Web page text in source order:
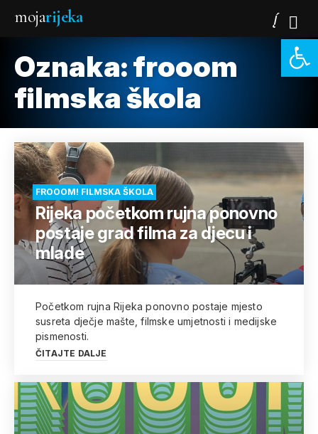
mojarijeka
Oznaka:frooom
filmska škola
FROOOM! FILMSKA ŠKOLA
Rijeka početkom rujna ponovno
postaje grad filma za djecu i
mlade
Početkom rujna Rijeka ponovno postaje mjesto
susreta dječje mašte, filmske umjetnosti i medijske
pismenosti.
ČITAJTE DALJE